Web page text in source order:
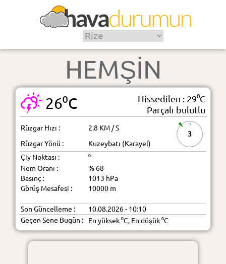
HEMŞİN
26⁰C
Hissedilen : 29⁰C
Parçalı bulutlu
Rüzgar Hızı : 2.8 KM / S
3
Rüzgar Yönü :
Kuzeybatı (Karayel)
Çiy Noktası :
⁰
Nem Oranı :
% 68
Basınç :
1013 hPa
Görüş Mesafesi :
10000 m
Son Güncelleme :
10.08.2026 - 10:10
Geçen Sene Bugün :
En yüksek ⁰C, En düşük ⁰C